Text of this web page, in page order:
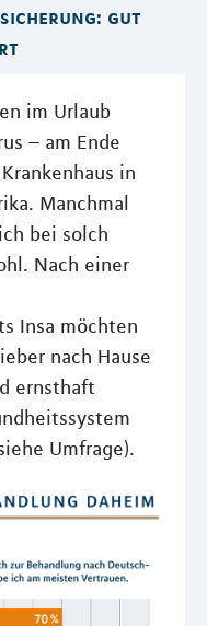
gut
im Urlaub
– am Ende
in
Manchmal
bei solch
Nach einer
Insa möchten
nach Hause
ernsthaft
Umfrage).